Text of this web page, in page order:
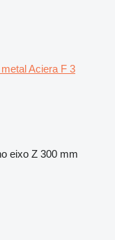
Aciera F 3
eixo Z 300 mm